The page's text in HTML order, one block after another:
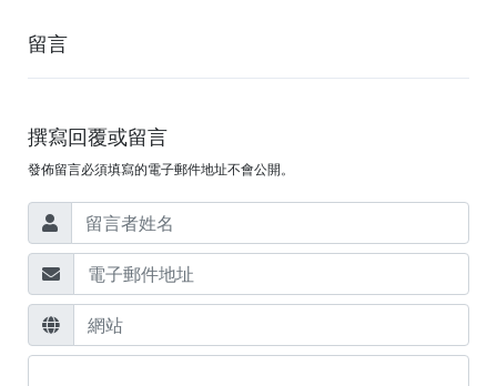
留言
撰寫回覆或留言
發佈留言必須填寫的電子郵件地址不會公開。